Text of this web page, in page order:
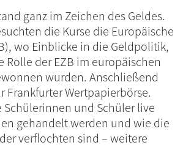
ganz im Zeichen des Geldes.
die Kurse die Europäische
wo Einblicke in die Geldpolitik,
Rolle der EZB im europäischen
wurden. Anschließend
Frankfurter Wertpapierbörse.
und Schüler live
gehandelt werden und wie die
verflochten sind – weitere